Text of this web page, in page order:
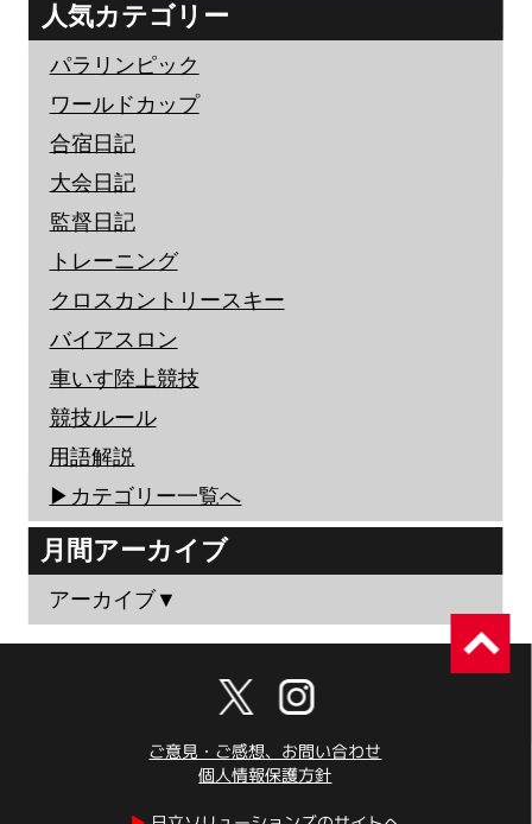
人気カテゴリー
パラリンピック
ワールドカップ
合宿日記
大会日記
監督日記
トレーニング
クロスカントリースキー
バイアスロン
車いす陸上競技
競技ルール
用語解説
▶︎カテゴリー一覧へ
月間アーカイブ
アーカイブ▼
ご意見・ご感想、お問い合わせ
個人情報保護方針